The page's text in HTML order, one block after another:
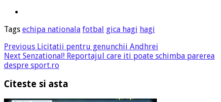
Tags echipa nationala fotbal gica hagi hagi
Previous Licitatii pentru genunchii Andhrei
Next Senzational! Reportajul care iti poate schimba parerea
despre sport.ro
Citeste si asta